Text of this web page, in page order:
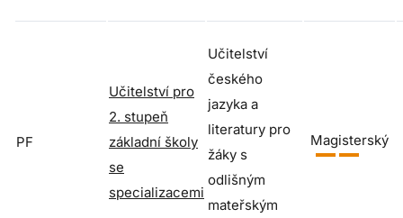
PF
Učitelství pro
2. stupeň
základní školy
se
specializacemi
Učitelství
českého
jazyka a
literatury pro
žáky s
odlišným
mateřským
Magisterský